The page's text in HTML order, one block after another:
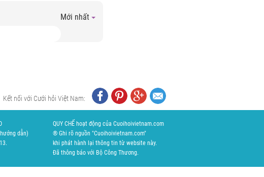
Mới nhất
Kết nối với Cưới hỏi Việt Nam:
dẫn)
QUY CHẾ hoạt động của Cuoihoivietnam.com
® Ghi rõ nguồn "Cuoihoivietnam.com"
khi phát hành lại thông tin từ website này.
Đã thông báo với Bộ Công Thương.